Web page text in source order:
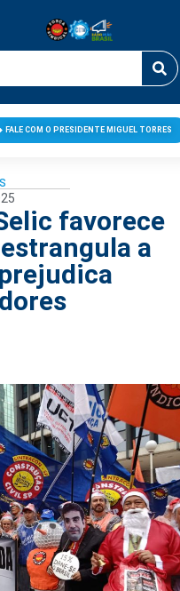
FALE COM O PRESIDENTE MIGUEL TORRES
favorece
a